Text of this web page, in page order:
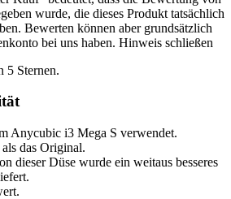
wurde, die dieses Produkt tatsächlich
Bewerten können aber grundsätzlich
bei uns haben. Hinweis schließen
5 Sternen.
Anycubic i3 Mega S verwendet.
das Original.
dieser Düse wurde ein weitaus besseres